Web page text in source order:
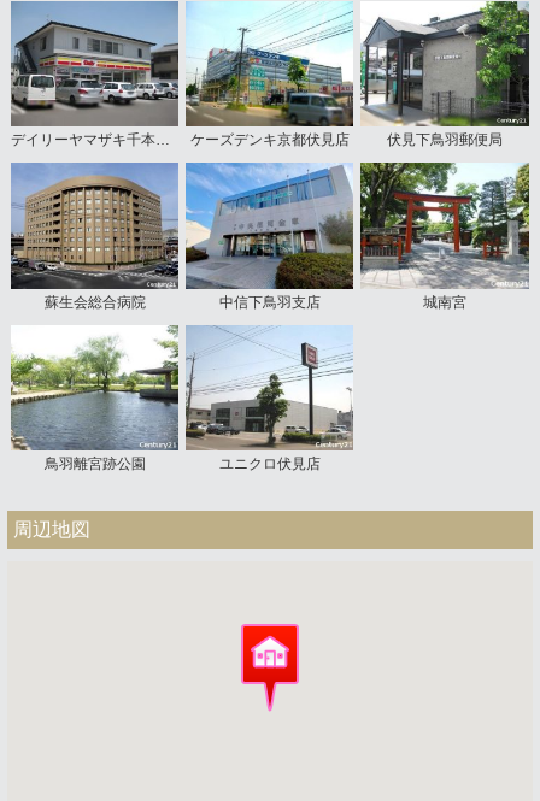
デイリーヤマザキ千本赤池店 ケーズデンキ京都伏見店 伏見下鳥羽郵便局
蘇生会総合病院 中信下鳥羽支店 城南宮
鳥羽離宮跡公園 ユニクロ伏見店
周辺地図